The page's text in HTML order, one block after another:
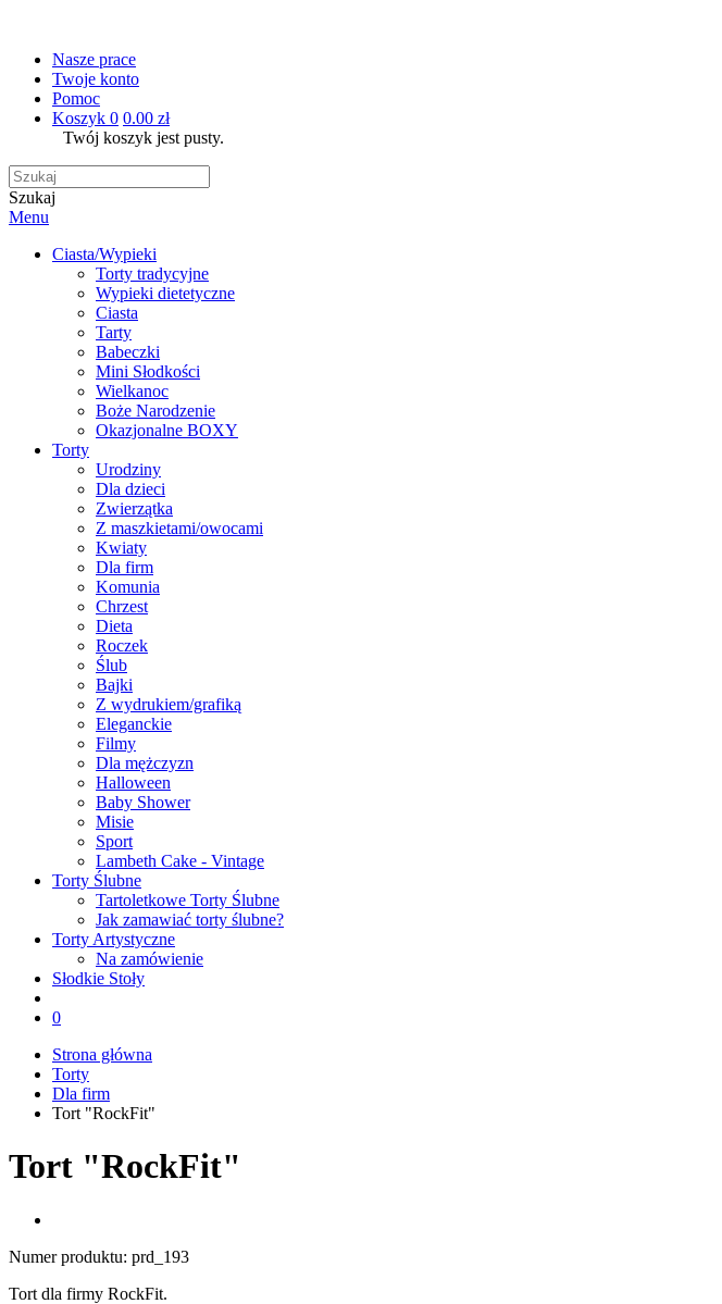
Nasze prace
Twoje konto
Pomoc
Koszyk 0 0.00 zł
Twój koszyk jest pusty.
Szukaj
Menu
Ciasta/Wypieki
Torty tradycyjne
Wypieki dietetyczne
Ciasta
Tarty
Babeczki
Mini Słodkości
Wielkanoc
Boże Narodzenie
Okazjonalne BOXY
Torty
Urodziny
Dla dzieci
Zwierzątka
Z maszkietami/owocami
Kwiaty
Dla firm
Komunia
Chrzest
Dieta
Roczek
Ślub
Bajki
Z wydrukiem/grafiką
Eleganckie
Filmy
Dla mężczyzn
Halloween
Baby Shower
Misie
Sport
Lambeth Cake - Vintage
Torty Ślubne
Tartoletkowe Torty Ślubne
Jak zamawiać torty ślubne?
Torty Artystyczne
Na zamówienie
Słodkie Stoły
0
Strona główna
Torty
Dla firm
Tort "RockFit"
Tort "RockFit"
Numer produktu: prd_193
Tort dla firmy RockFit.